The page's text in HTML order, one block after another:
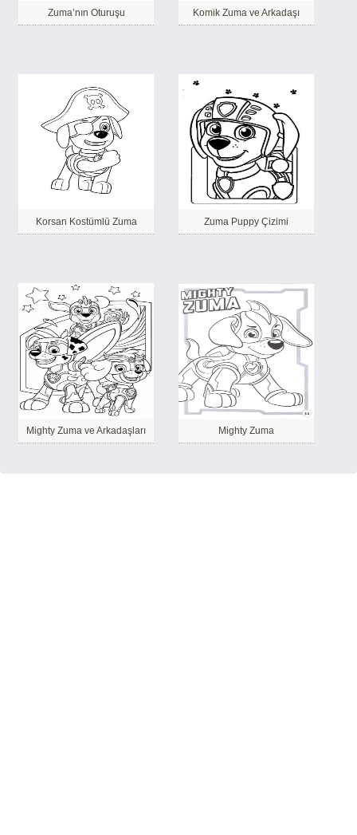
Zuma’nın Oturuşu Komik Zuma ve Arkadaşı
Korsan Kostümlü Zuma Zuma Puppy Çizimi
Mighty Zuma ve Arkadaşları Mighty Zuma